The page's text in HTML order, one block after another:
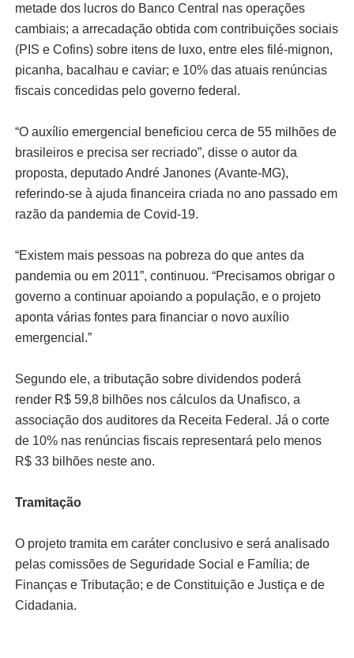
metade dos lucros do Banco Central nas operações
cambiais; a arrecadação obtida com contribuições sociais
(PIS e Cofins) sobre itens de luxo, entre eles filé-mignon,
picanha, bacalhau e caviar; e 10% das atuais renúncias
fiscais concedidas pelo governo federal.
“O auxílio emergencial beneficiou cerca de 55 milhões de
brasileiros e precisa ser recriado”, disse o autor da
proposta, deputado André Janones (Avante-MG),
referindo-se à ajuda financeira criada no ano passado em
razão da pandemia de Covid-19.
“Existem mais pessoas na pobreza do que antes da
pandemia ou em 2011”, continuou. “Precisamos obrigar o
governo a continuar apoiando a população, e o projeto
aponta várias fontes para financiar o novo auxílio
emergencial.”
Segundo ele, a tributação sobre dividendos poderá
render R$ 59,8 bilhões nos cálculos da Unafisco, a
associação dos auditores da Receita Federal. Já o corte
de 10% nas renúncias fiscais representará pelo menos
R$ 33 bilhões neste ano.
Tramitação
O projeto tramita em caráter conclusivo e será analisado
pelas comissões de Seguridade Social e Família; de
Finanças e Tributação; e de Constituição e Justiça e de
Cidadania.